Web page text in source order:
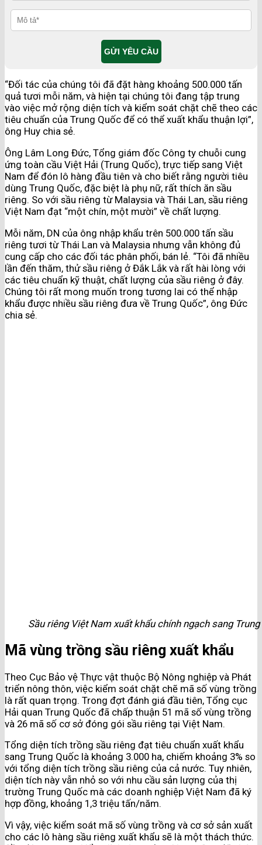
“Đối tác của chúng tôi đã đặt hàng khoảng 500.000 tấn
quả tươi mỗi năm, và hiện tại chúng tôi đang tập trung
vào việc mở rộng diện tích và kiểm soát chặt chẽ theo các
tiêu chuẩn của Trung Quốc để có thể xuất khẩu thuận lợi”,
ông Huy chia sẻ.
Ông Lâm Long Đức, Tổng giám đốc Công ty chuỗi cung
ứng toàn cầu Việt Hải (Trung Quốc), trực tiếp sang Việt
Nam để đón lô hàng đầu tiên và cho biết rằng người tiêu
dùng Trung Quốc, đặc biệt là phụ nữ, rất thích ăn sầu
riêng. So với sầu riêng từ Malaysia và Thái Lan, sầu riêng
Việt Nam đạt “một chín, một mười” về chất lượng.
Mỗi năm, DN của ông nhập khẩu trên 500.000 tấn sầu
riêng tươi từ Thái Lan và Malaysia nhưng vẫn không đủ
cung cấp cho các đối tác phân phối, bán lẻ. “Tôi đã nhiều
lần đến thăm, thử sầu riêng ở Đắk Lắk và rất hài lòng với
các tiêu chuẩn kỹ thuật, chất lượng của sầu riêng ở đây.
Chúng tôi rất mong muốn trong tương lai có thể nhập
khẩu được nhiều sầu riêng đưa về Trung Quốc”, ông Đức
chia sẻ.
Sầu riêng Việt Nam xuất khẩu chính ngạch sang
Mã vùng trồng sầu riêng xuất khẩu
Theo Cục Bảo vệ Thực vật thuộc Bộ Nông nghiệp và Phát
triển nông thôn, việc kiểm soát chặt chẽ mã số vùng trồng
là rất quan trọng. Trong đợt đánh giá đầu tiên, Tổng cục
Hải quan Trung Quốc đã chấp thuận 51 mã số vùng trồng
và 26 mã số cơ sở đóng gói sầu riêng tại Việt Nam.
Tổng diện tích trồng sầu riêng đạt tiêu chuẩn xuất khẩu
sang Trung Quốc là khoảng 3.000 ha, chiếm khoảng 3% so
với tổng diện tích trồng sầu riêng của cả nước. Tuy nhiên,
diện tích này vẫn nhỏ so với nhu cầu sản lượng của thị
trường Trung Quốc mà các doanh nghiệp Việt Nam đã ký
hợp đồng, khoảng 1,3 triệu tấn/năm.
Vì vậy, việc kiểm soát mã số vùng trồng và cơ sở sản xuất
cho các lô hàng sầu riêng xuất khẩu sẽ là một thách thức.